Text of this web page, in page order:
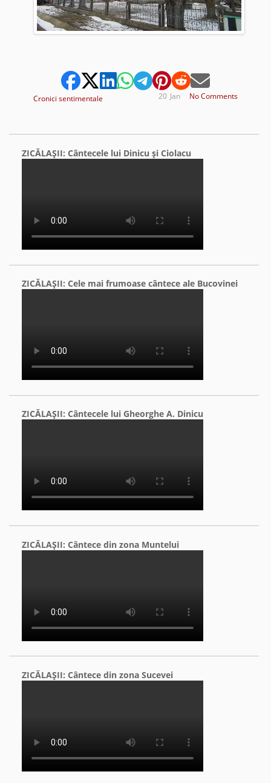
Cronici sentimentale No Comments
Jan
20
ZICĂLAŞII: Cântecele lui Dinicu şi Ciolacu
ZICĂLAŞII: Cele mai frumoase cântece ale Bucovinei
ZICĂLAŞII: Cântecele lui Gheorghe A. Dinicu
ZICĂLAŞII: Cântece din zona Muntelui
ZICĂLAŞII: Cântece din zona Sucevei